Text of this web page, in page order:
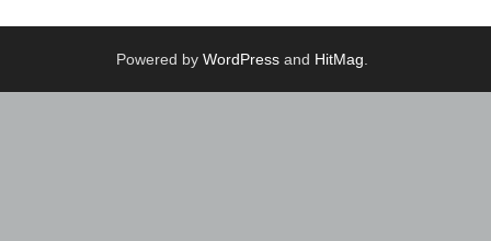
Powered by WordPress and HitMag